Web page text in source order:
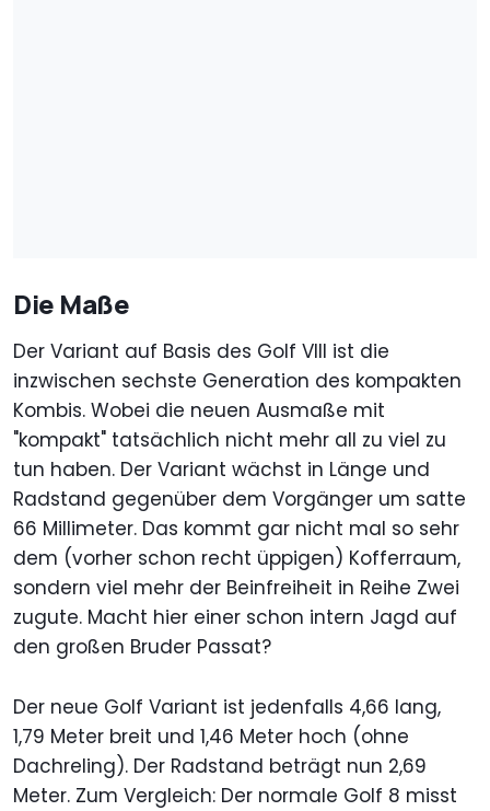
Die Maße
Der Variant auf Basis des Golf VIII ist die
inzwischen sechste Generation des kompakten
Kombis. Wobei die neuen Ausmaße mit
"kompakt" tatsächlich nicht mehr all zu viel zu
tun haben. Der Variant wächst in Länge und
Radstand gegenüber dem Vorgänger um satte
66 Millimeter. Das kommt gar nicht mal so sehr
dem (vorher schon recht üppigen) Kofferraum,
sondern viel mehr der Beinfreiheit in Reihe Zwei
zugute. Macht hier einer schon intern Jagd auf
den großen Bruder Passat?
Der neue Golf Variant ist jedenfalls 4,66 lang,
1,79 Meter breit und 1,46 Meter hoch (ohne
Dachreling). Der Radstand beträgt nun 2,69
Meter. Zum Vergleich: Der normale Golf 8 misst